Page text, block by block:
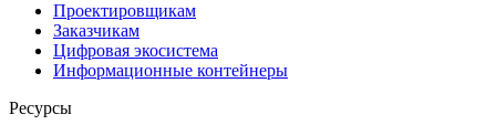
Проектировщикам
Заказчикам
Цифровая экосистема
Информационные контейнеры
Ресурсы